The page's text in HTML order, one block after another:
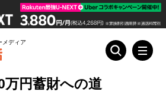
メディア
万円蓄財への道